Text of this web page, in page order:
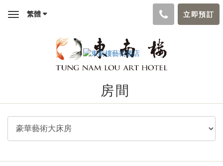
Toggle繁體 立即預訂
房間